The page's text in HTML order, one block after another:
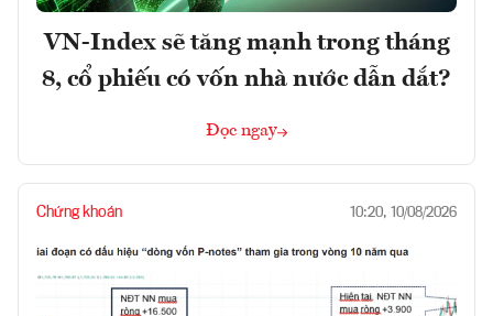
VN-Index sẽ tăng mạnh trong tháng
8, cổ phiếu có vốn nhà nước dẫn dắt?
Đọc ngay
Chứng khoán 10:20, 10/08/2026